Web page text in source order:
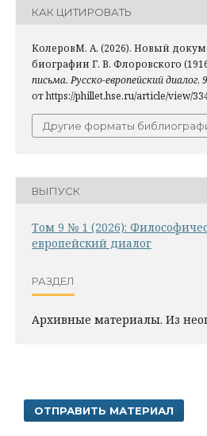
КАК ЦИТИРОВАТЬ
КолеровМ. А. (2026). Новый
биографии Г. В. Флоровского
письма. Русско-европейский диалог, 9
от https://phillet.hse.ru/article/view/
Другие форматы
ВЫПУСК
Том 9 № 1 (2026):
европейский диалог
РАЗДЕЛ
Архивные материалы. Из
ОТПРАВИТЬ МАТЕРИАЛ